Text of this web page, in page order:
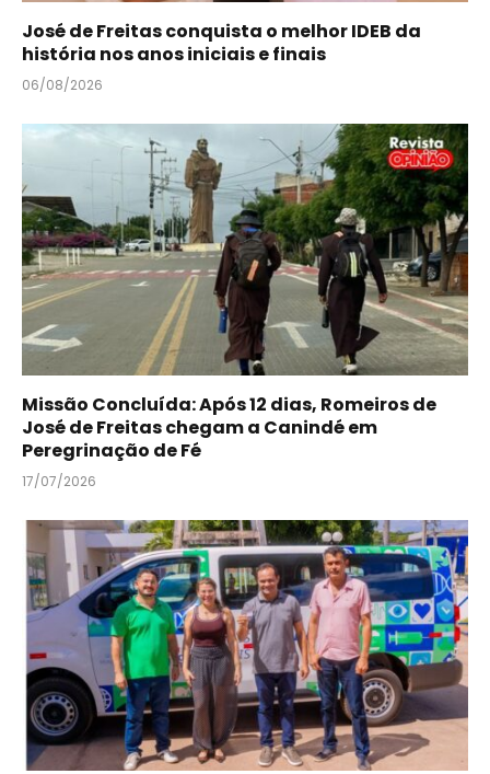
José de Freitas conquista o melhor IDEB da
história nos anos iniciais e finais
06/08/2026
Missão Concluída: Após 12 dias, Romeiros de
José de Freitas chegam a Canindé em
Peregrinação de Fé
17/07/2026